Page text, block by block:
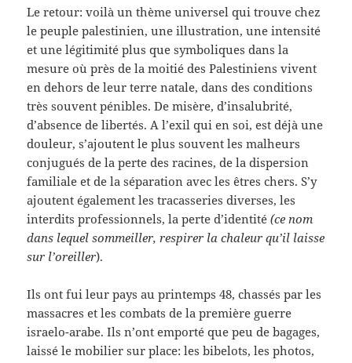
Le retour: voilà un thème universel qui trouve chez
le peuple palestinien, une illustration, une intensité
et une légitimité plus que symboliques dans la
mesure où près de la moitié des Palestiniens vivent
en dehors de leur terre natale, dans des conditions
très souvent pénibles. De misère, d’insalubrité,
d’absence de libertés. A l’exil qui en soi, est déjà une
douleur, s’ajoutent le plus souvent les malheurs
conjugués de la perte des racines, de la dispersion
familiale et de la séparation avec les êtres chers. S’y
ajoutent également les tracasseries diverses, les
interdits professionnels, la perte d’identité(ce nom
dans lequel sommeiller, respirer la chaleur qu’il laisse
sur l’oreiller).
Ils ont fui leur pays au printemps 48, chassés par les
massacres et les combats de la première guerre
israelo-arabe. Ils n’ont emporté que peu de bagages,
laissé le mobilier sur place: les bibelots, les photos,